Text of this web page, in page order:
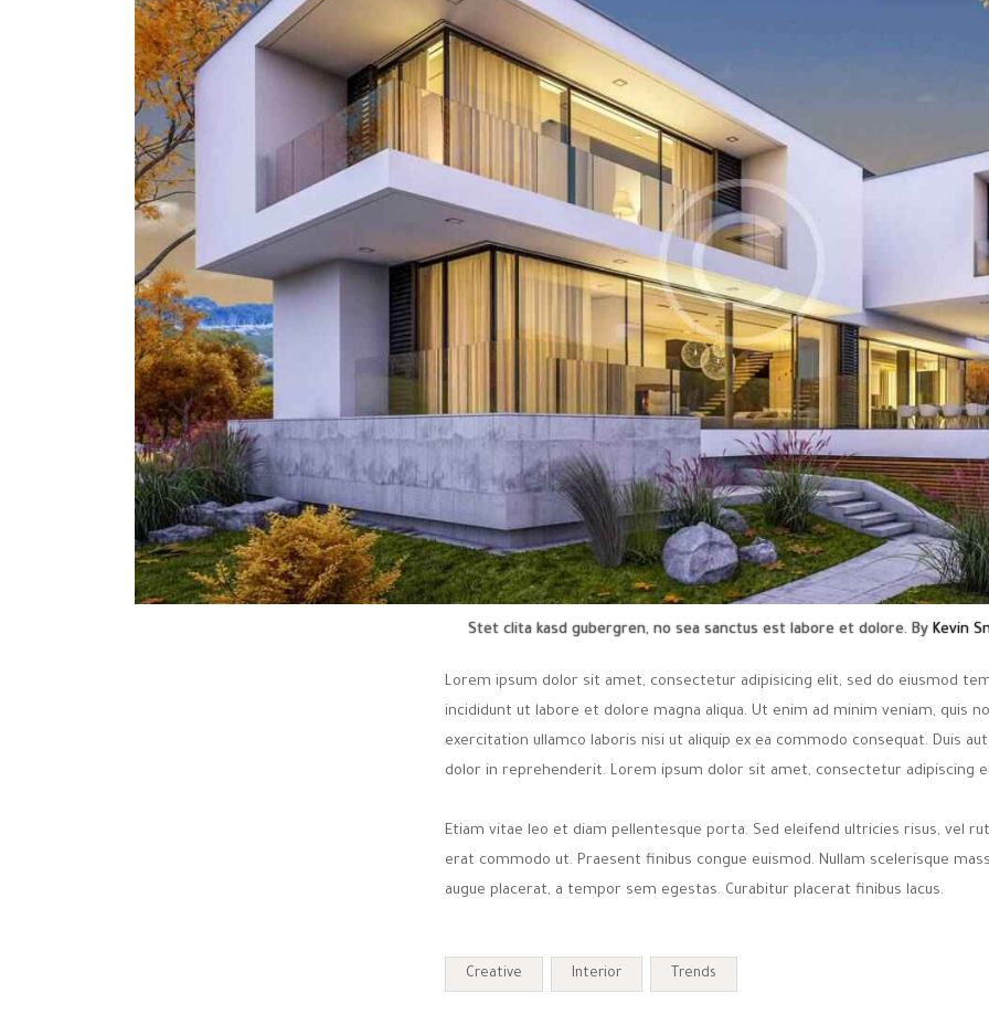
Stet clita kasd gubergren, no sea sanctus est labore et dolore. By Kevin
Lorem ipsum dolor sit amet, consectetur adipisicing elit, sed do eiusmod
incididunt ut labore et dolore magna aliqua. Ut enim ad minim veniam, quis
exercitation ullamco laboris nisi ut aliquip ex ea commodo consequat. Duis
dolor in reprehenderit. Lorem ipsum dolor sit amet, consectetur adipiscing
Etiam vitae leo et diam pellentesque porta. Sed eleifend ultricies risus, vel
erat commodo ut. Praesent finibus congue euismod. Nullam scelerisque
augue placerat, a tempor sem egestas. Curabitur placerat finibus lacus.
Creative Interior Trends